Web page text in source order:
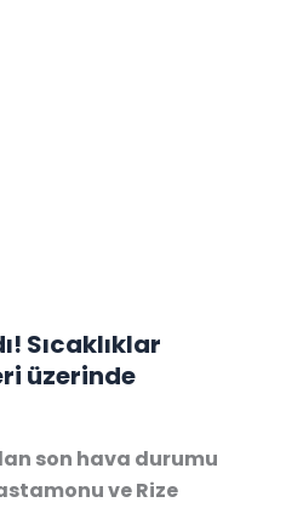
Sıcaklıklar
üzerinde
son hava durumu
ve Rize